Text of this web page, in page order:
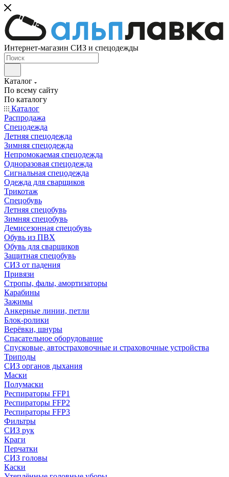
Интернет-магазин СИЗ и спецодежды
Каталог
По всему сайту
По каталогу
Каталог
Распродажа
Спецодежда
Летняя спецодежда
Зимняя спецодежда
Непромокаемая спецодежда
Одноразовая спецодежда
Сигнальная спецодежда
Одежда для сварщиков
Трикотаж
Спецобувь
Летняя спецобувь
Зимняя спецобувь
Демисезонная спецобувь
Обувь из ПВХ
Обувь для сварщиков
Защитная спецобувь
СИЗ от падения
Привязи
Стропы, фалы, амортизаторы
Карабины
Зажимы
Анкерные линии, петли
Блок-ролики
Верёвки, шнуры
Спасательное оборудование
Спусковые, автостраховочные и страховочные устройства
Триподы
СИЗ органов дыхания
Маски
Полумаски
Респираторы FFP1
Респираторы FFP2
Респираторы FFP3
Фильтры
СИЗ рук
Краги
Перчатки
СИЗ головы
Каски